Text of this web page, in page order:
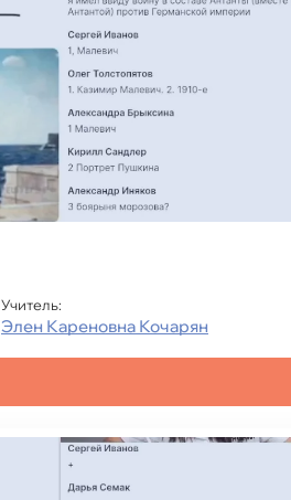
Учитель:
Элен Кареновна Кочарян